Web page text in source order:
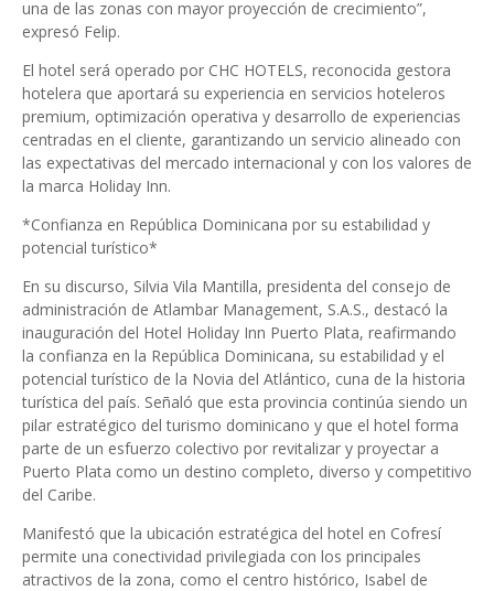
una de las zonas con mayor proyección de crecimiento”,
expresó Felip.
El hotel será operado por CHC HOTELS, reconocida gestora
hotelera que aportará su experiencia en servicios hoteleros
premium, optimización operativa y desarrollo de experiencias
centradas en el cliente, garantizando un servicio alineado con
las expectativas del mercado internacional y con los valores de
la marca Holiday Inn.
*Confianza en República Dominicana por su estabilidad y
potencial turístico*
En su discurso, Silvia Vila Mantilla, presidenta del consejo de
administración de Atlambar Management, S.A.S., destacó la
inauguración del Hotel Holiday Inn Puerto Plata, reafirmando
la confianza en la República Dominicana, su estabilidad y el
potencial turístico de la Novia del Atlántico, cuna de la historia
turística del país. Señaló que esta provincia continúa siendo un
pilar estratégico del turismo dominicano y que el hotel forma
parte de un esfuerzo colectivo por revitalizar y proyectar a
Puerto Plata como un destino completo, diverso y competitivo
del Caribe.
Manifestó que la ubicación estratégica del hotel en Cofresí
permite una conectividad privilegiada con los principales
atractivos de la zona, como el centro histórico, Isabel de